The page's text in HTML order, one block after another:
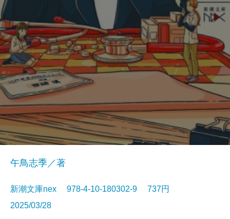
午鳥志季／著
新潮文庫nex 978-4-10-180302-9 737円
2025/03/28